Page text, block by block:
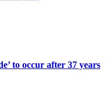
to occur after 37 years